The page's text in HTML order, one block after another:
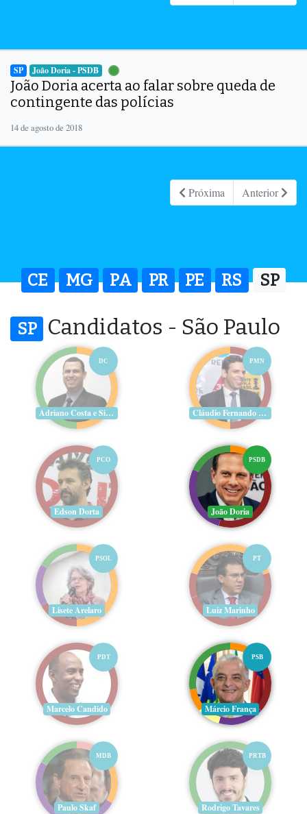
SP João Doria - PSDB
João Doria acerta ao falar sobre queda de
contingente das polícias
14 de agosto de 2018
Próxima Anterior
CE MG PA PR PE RS SP
SP Candidatos - São Paulo
DC
Adriano Costa e Silva
PMN
Cláudio Fernando Aguiar
PCO
Edson Dorta
PSDB
João Doria
PSOL
Lisete Arelaro
PT
Luiz Marinho
PDT
Marcelo Candido
PSB
Márcio França
MDB
Paulo Skaf
PRTB
Rodrigo Tavares